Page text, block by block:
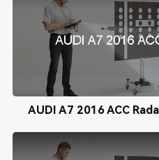
AUDI A7 2016 ACC